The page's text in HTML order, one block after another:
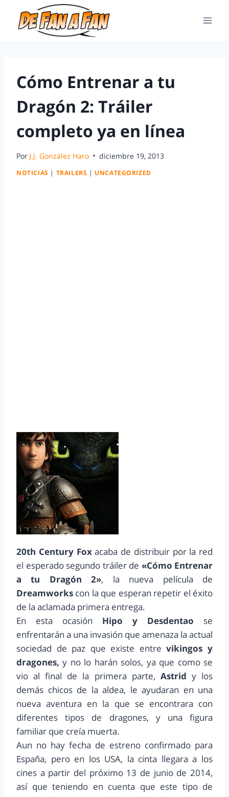
Cómo Entrenar a tu
Dragón 2: Tráiler
completo ya en línea
Por J.J. González Haro diciembre 19, 2013
NOTICIAS | TRAILERS | UNCATEGORIZED
20th Century Foxacaba de distribuir por la red
el esperado segundo tráiler de «Cómo Entrenar
a tu Dragón 2», la nueva película de
Dreamworks con la que esperan repetir el éxito
de la aclamada primera entrega.
En esta ocasión Hipo y Desdentao se
enfrentarán a una invasión que amenaza la actual
sociedad de paz que existe entrevikingos y
dragones, y no lo harán solos, ya que como se
vio al final de la primera parte, Astrid y los
demás chicos de la aldea, le ayudaran en una
nueva aventura en la que se encontrara con
diferentes tipos de dragones, y una figura
familiar que creía muerta.
Aun no hay fecha de estreno confirmado para
España, pero en los USA, la cinta llegara a los
cines a partir del próximo 13 de junio de 2014,
así que teniendo en cuenta que este tipo de